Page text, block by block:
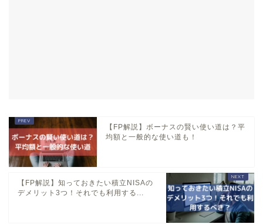
【FP解説】ボーナスの賢い使い道は？平
均額と一般的な使い道も！
【FP解説】知っておきたい積立NISAの
デメリット3つ！それでも利用する...